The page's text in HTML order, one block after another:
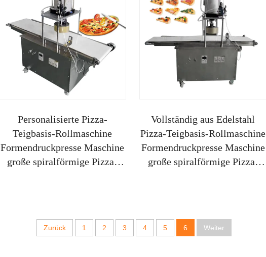
Personalisierte Pizza-
Teigbasis-Rollmaschine
Formendruckpresse Maschine
große spiralförmige Pizza-
Vollständig aus Edelstahl
Pizza-Teigbasis-Rollmaschine
Formendruckpresse Maschine
große spiralförmige Pizza-
Zurück 1 2 3 4 5 6 Weiter